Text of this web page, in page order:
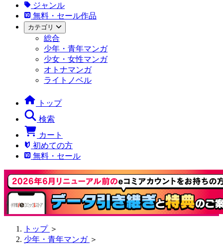
ジャンル
無料・セール作品
カテゴリ
総合
少年・青年マンガ
少女・女性マンガ
オトナマンガ
ライトノベル
トップ
検索
カート
初めての方
無料・セール
トップ ＞
少年・青年マンガ ＞